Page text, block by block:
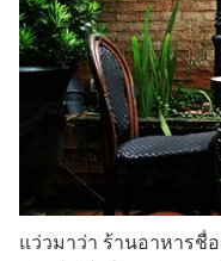
แว่วมาว่า ร้านอาหารชื่